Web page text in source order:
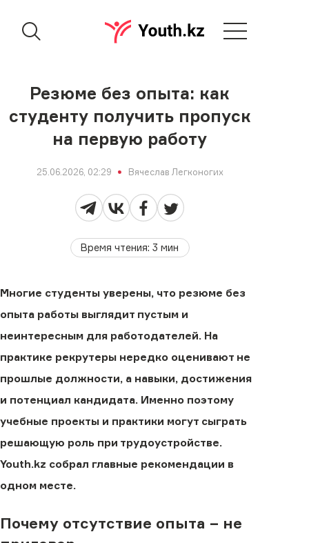
Резюме без опыта: как
студенту получить пропуск
на первую работу
25.06.2026, 02:29 Вячеслав Легконогих
Время чтения:3 мин
Многие студенты уверены, что резюме без
опыта работы выглядит пустым и
неинтересным для работодателей. На
практике рекрутеры нередко оценивают не
прошлые должности, а навыки, достижения
и потенциал кандидата. Именно поэтому
учебные проекты и практики могут сыграть
решающую роль при трудоустройстве.
Youth.kz собрал главные рекомендации в
одном месте.
Почему отсутствие опыта − не